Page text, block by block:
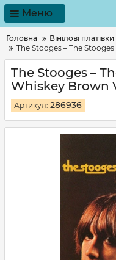
Меню
Головна Вінілові платівки
The Stooges – The
The Stooges –
Whiskey Brown
Артикул: 286936